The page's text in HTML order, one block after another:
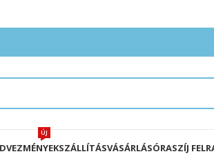
ÚJ
SZÁLLÍTÁSVÁSÁRLÁSÓRASZÍJ